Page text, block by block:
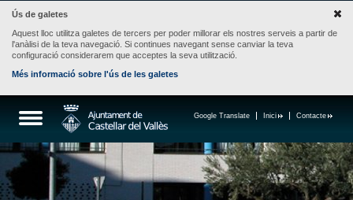
Ús de galetes
Aquest lloc utilitza galetes de tercers per poder millorar els nostres serveis a partir de
l'anàlisi de la teva navegació. Si continues navegant sense canviar la teva
configuració considerarem que acceptes la seva utilització.
Més informació sobre l'ús de les galetes
Contacte
Inici
Google Translate